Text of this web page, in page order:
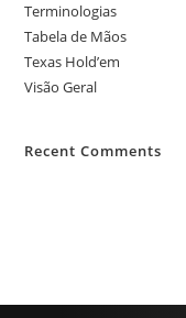
Terminologias
Tabela de Mãos
Texas Hold’em
Visão Geral
Recent Comments